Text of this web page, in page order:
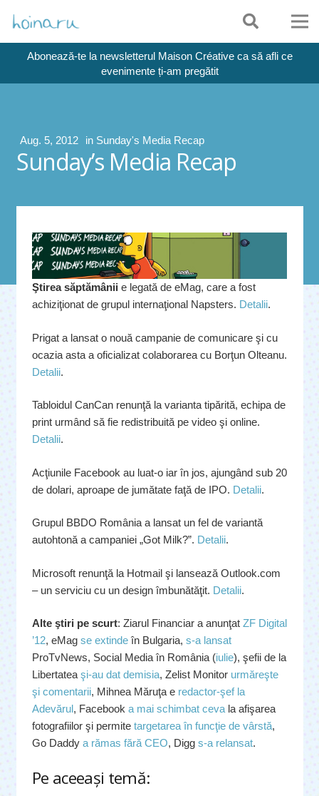
Abonează-te la newsletterul Maison Créative ca să afli ce
evenimente ți-am pregătit
Aug. 5, 2012 in Sunday's Media Recap
Sunday’s Media Recap
Ştirea săptămânii e legată de eMag, care a fost
achiziţionat de grupul internaţional Napsters. Detalii.
Prigat a lansat o nouă campanie de comunicare şi cu
ocazia asta a oficializat colaborarea cu Borţun Olteanu.
Detalii.
Tabloidul CanCan renunţă la varianta tipărită, echipa de
print urmând să fie redistribuită pe video şi online.
Detalii.
Acţiunile Facebook au luat-o iar în jos, ajungând sub 20
de dolari, aproape de jumătate faţă de IPO. Detalii.
Grupul BBDO România a lansat un fel de variantă
autohtonă a campaniei „Got Milk?”. Detalii.
Microsoft renunţă la Hotmail şi lansează Outlook.com
– un serviciu cu un design îmbunătăţit. Detalii.
Alte ştiri pe scurt: Ziarul Financiar a anunţat ZF Digital
’12, eMag se extinde în Bulgaria, s-a lansat
ProTvNews, Social Media în România (iulie), şefii de la
Libertatea şi-au dat demisia, Zelist Monitor urmăreşte
şi comentarii, Mihnea Măruţa e redactor-şef la
Adevărul, Facebook a mai schimbat ceva la afişarea
fotografiilor şi permite targetarea în funcţie de vârstă,
Go Daddy a rămas fără CEO, Digg s-a relansat.
Pe aceeaşi temă: